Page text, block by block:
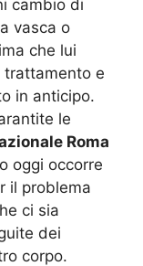
cambio di
vasca o
che lui
trattamento e
in anticipo.
le
Roma
oggi occorre
il problema
ci sia
dei
corpo.